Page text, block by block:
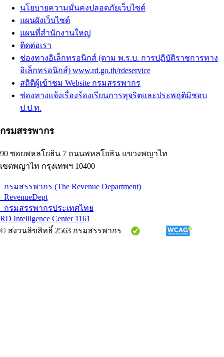
นโยบายความมั่นคงปลอดภัยเว็บไซต์
แผนผังเว็บไซต์
แผนที่สำนักงานใหญ่
ติดต่อเรา
ช่องทางอิเล็กทรอนิกส์ (ตาม พ.ร.บ. การปฏิบัติราชการทาง
อิเล็กทรอนิกส์) www.rd.go.th/rdeservice
สถิติผู้เข้าชม Website กรมสรรพากร
ช่องทางแจ้งเรื่องร้องเรียนการทุจริตและประพฤติมิชอบ
ป.ป.ท.
กรมสรรพากร
90 ซอยพหลโยธิน 7 ถนนพหลโยธิน แขวงพญาไท
เขตพญาไท กรุงเทพฯ 10400
กรมสรรพากร (The Revenue Department)
RevenueDept
กรมสรรพากรประเทศไทย
RD Intelligence Center 1161
© สงวนลิขสิทธิ์ 2563 กรมสรรพากร